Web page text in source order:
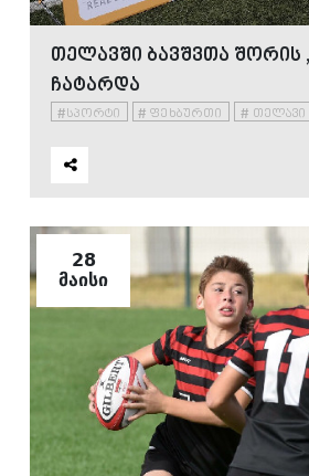
ᲗᲔᲚᲐᲕᲨᲘ ᲑᲐᲕᲨᲕᲗᲐ ᲨᲝᲠᲘᲡ
ᲩᲐᲢᲐᲠᲓᲐ
# ᲡᲞᲝᲠᲢᲘ # ᲤᲔᲮᲑᲣᲠᲗᲘ # ᲗᲔᲚᲐᲕᲘ
28
ᲛᲐᲘᲡᲘ